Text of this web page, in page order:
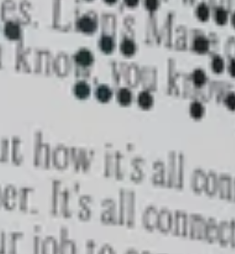
FÅ 15% RABATT